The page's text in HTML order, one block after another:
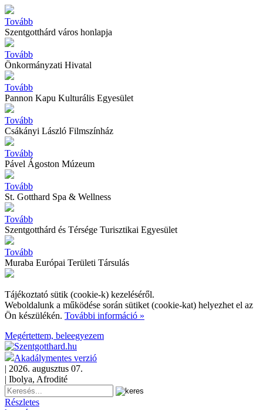
Tovább
Szentgotthárd város honlapja
Tovább
Önkormányzati Hivatal
Tovább
Pannon Kapu Kulturális Egyesület
Tovább
Csákányi László Filmszínház
Tovább
Pável Ágoston Múzeum
Tovább
St. Gotthard Spa & Wellness
Tovább
Szentgotthárd és Térsége Turisztikai Egyesület
Tovább
Muraba Európai Területi Társulás
Tájékoztató sütik (cookie-k) kezeléséről.
Weboldalunk a működése során sütiket (cookie-kat) helyezhet el az
Ön készülékén. További információ »
Megértettem, beleegyezem
Akadálymentes verzió
| 2026. augusztus 07.
| Ibolya, Afrodité
Részletes